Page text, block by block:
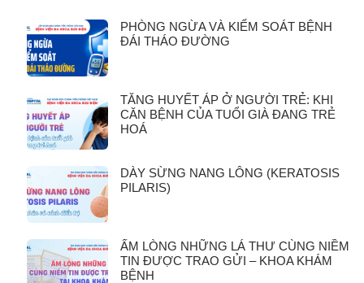
PHÒNG NGỪA VÀ KIỂM SOÁT BỆNH
ĐÁI THÁO ĐƯỜNG
TĂNG HUYẾT ÁP Ở NGƯỜI TRẺ: KHI
CĂN BỆNH CỦA TUỔI GIÀ ĐANG TRẺ
HOÁ
DÀY SỪNG NANG LÔNG (KERATOSIS
PILARIS)
ẤM LÒNG NHỮNG LÁ THƯ CÙNG NIỀM
TIN ĐƯỢC TRAO GỬI – KHOA KHÁM
BỆNH